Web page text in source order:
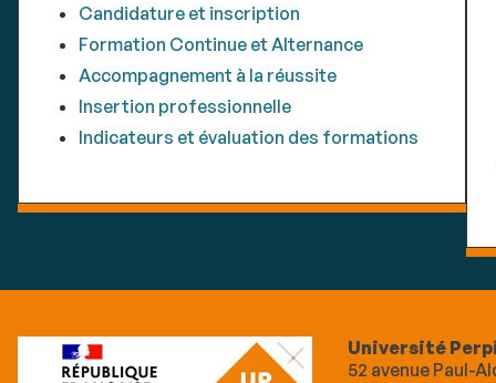
Candidature et inscription
Formation Continue et Alternance
Accompagnement à la réussite
Insertion professionnelle
Indicateurs et évaluation des formations
Université
52 avenue Paul-